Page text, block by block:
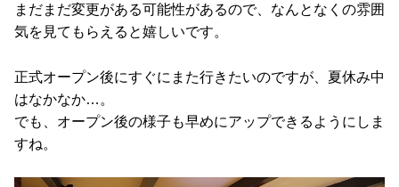
まだまだ変更がある可能性があるので、なんとなくの雰囲
気を見てもらえると嬉しいです。
正式オープン後にすぐにまた行きたいのですが、夏休み中
はなかなか…。
でも、オープン後の様子も早めにアップできるようにしま
すね。